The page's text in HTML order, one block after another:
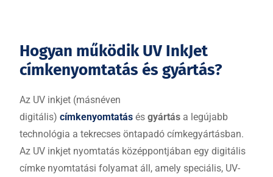
Hogyan működik UV InkJet
címkenyomtatás és gyártás?
Az UV inkjet (másnéven
digitális) címkenyomtatás ésgyártás a legújabb
technológia a tekrecses öntapadó címkegyártásban.
Az UV inkjet nyomtatás középpontjában egy digitális
címke nyomtatási folyamat áll, amely speciális, UV-